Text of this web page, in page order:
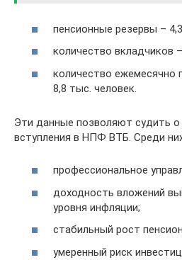
пенсионные резервы –
количество вкладчиков
количество ежемесячно
8,8 тыс. человек.
Эти данные позволяют судить
вступления в НПФ ВТБ. Среди
профессиональное
доходность вложений
уровня инфляции;
стабильный рост
умеренный риск